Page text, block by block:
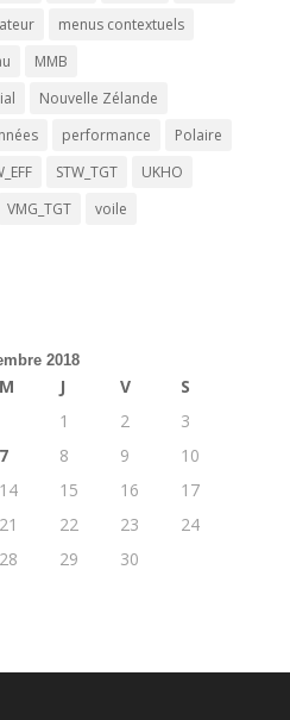
menus contextuels
MMB
Nouvelle Zélande
performance
Polaire
STW_TGT
UKHO
VMG_TGT
voile
2018
M J V
S
1
2
3
7 8 9
10
14 15 16
17
21 22 23
24
28 29
30